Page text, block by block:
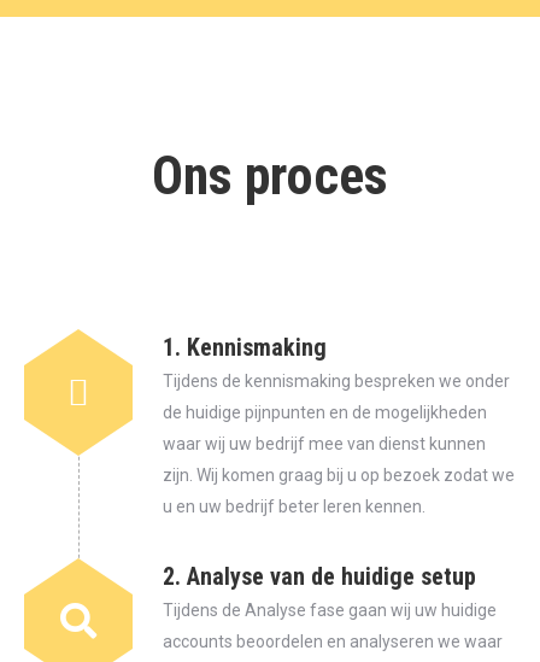
Ons proces
1. Kennismaking
Tijdens de kennismaking bespreken we onder
de huidige pijnpunten en de mogelijkheden
waar wij uw bedrijf mee van dienst kunnen
zijn. Wij komen graag bij u op bezoek zodat we
u en uw bedrijf beter leren kennen.
2. Analyse van de huidige setup
Tijdens de Analyse fase gaan wij uw huidige
accounts beoordelen en analyseren we waar